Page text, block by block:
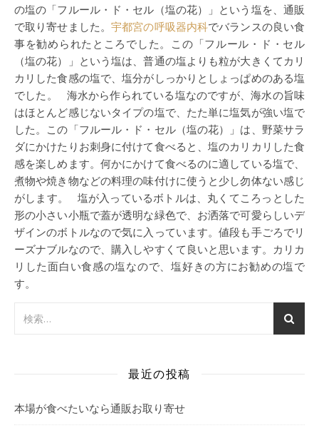
の塩の「フルール・ド・セル（塩の花）」という塩を、通販
で取り寄せました。宇都宮の呼吸器内科でバランスの良い食
事を勧められたところでした。この「フルール・ド・セル
（塩の花）」という塩は、普通の塩よりも粒が大きくてカリ
カリした食感の塩で、塩分がしっかりとしょっぱめのある塩
でした。 海水から作られている塩なのですが、海水の旨味
はほとんど感じないタイプの塩で、たた単に塩気が強い塩で
した。この「フルール・ド・セル（塩の花）」は、野菜サラ
ダにかけたりお刺身に付けて食べると、塩のカリカリした食
感を楽しめます。何かにかけて食べるのに適している塩で、
煮物や焼き物などの料理の味付けに使うと少し勿体ない感じ
がします。 塩が入っているボトルは、丸くてころっとした
形の小さい小瓶で蓋が透明な緑色で、お洒落で可愛らしいデ
ザインのボトルなので気に入っています。値段も手ごろでリ
ーズナブルなので、購入しやすくて良いと思います。カリカ
リした面白い食感の塩なので、塩好きの方にお勧めの塩で
す。
最近の投稿
本場が食べたいなら通販お取り寄せ